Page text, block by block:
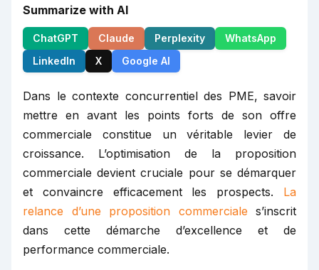
Summarize with AI
ChatGPT Claude Perplexity
WhatsApp
LinkedIn
X Google AI
Dans le contexte concurrentiel des PME, savoir
mettre en avant les points forts de son offre
commerciale constitue un véritable levier de
croissance. L’optimisation de la proposition
commerciale devient cruciale pour se démarquer
et convaincre efficacement les prospects. La
relance d’une proposition commerciale s’inscrit
dans cette démarche d’excellence et de
performance commerciale.